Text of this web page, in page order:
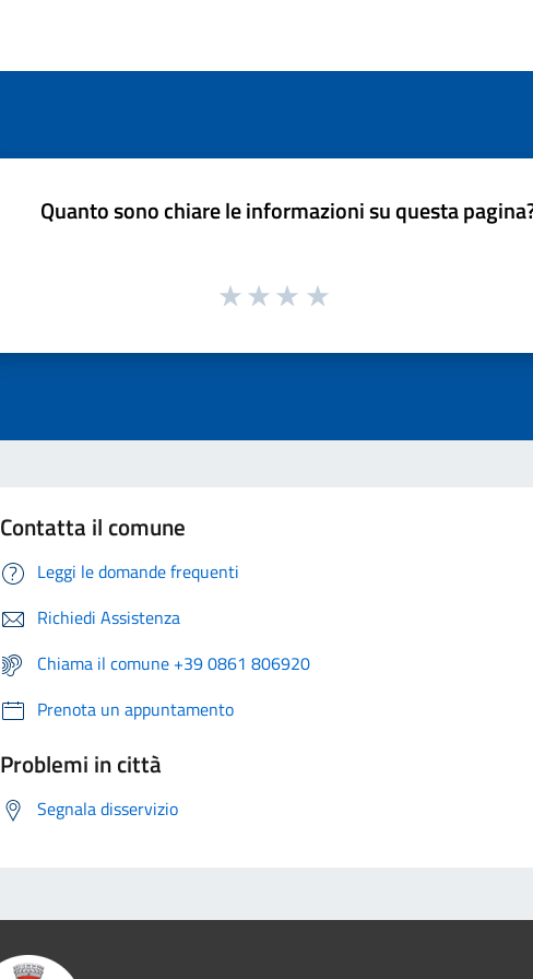
Quanto sono chiare le informazioni su questa
Contatta il comune
Leggi le domande frequenti
Richiedi Assistenza
Chiama il comune +39 0861 806920
Prenota un appuntamento
Problemi in città
Segnala disservizio